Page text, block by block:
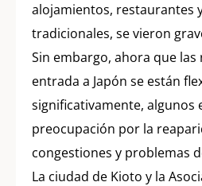
alojamientos, restaurantes
tradicionales, se vieron
Sin embargo, ahora que
entrada a Japón se están
significativamente, algunos
preocupación por la
congestiones y problemas
La ciudad de Kioto y la